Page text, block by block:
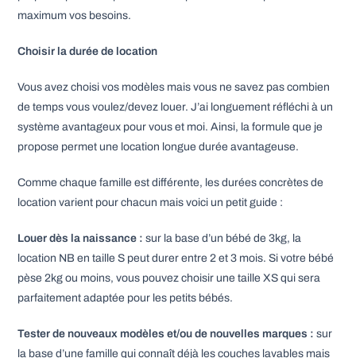
maximum vos besoins.
Choisir la durée de location
Vous avez choisi vos modèles mais vous ne savez pas combien
de temps vous voulez/devez louer. J’ai longuement réfléchi à un
système avantageux pour vous et moi. Ainsi, la formule que je
propose permet une location longue durée avantageuse.
Comme chaque famille est différente, les durées concrètes de
location varient pour chacun mais voici un petit guide :
Louer dès la naissance :sur la base d’un bébé de 3kg, la
location NB en taille S peut durer entre 2 et 3 mois. Si votre bébé
pèse 2kg ou moins, vous pouvez choisir une taille XS qui sera
parfaitement adaptée pour les petits bébés.
Tester de nouveaux modèles et/ou de nouvelles marques : sur
la base d’une famille qui connaît déjà les couches lavables mais